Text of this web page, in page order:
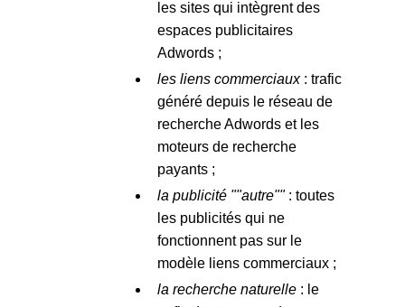
les sites qui intègrent des
espaces publicitaires
Adwords ;
les liens commerciaux: trafic
généré depuis le réseau de
recherche Adwords et les
moteurs de recherche
payants ;
la publicité ""autre"": toutes
les publicités qui ne
fonctionnent pas sur le
modèle liens commerciaux ;
la recherche naturelle : le